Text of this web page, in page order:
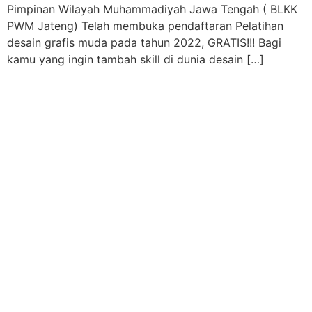
Pimpinan Wilayah Muhammadiyah Jawa Tengah ( BLKK
PWM Jateng) Telah membuka pendaftaran Pelatihan
desain grafis muda pada tahun 2022, GRATIS!!! Bagi
kamu yang ingin tambah skill di dunia desain […]